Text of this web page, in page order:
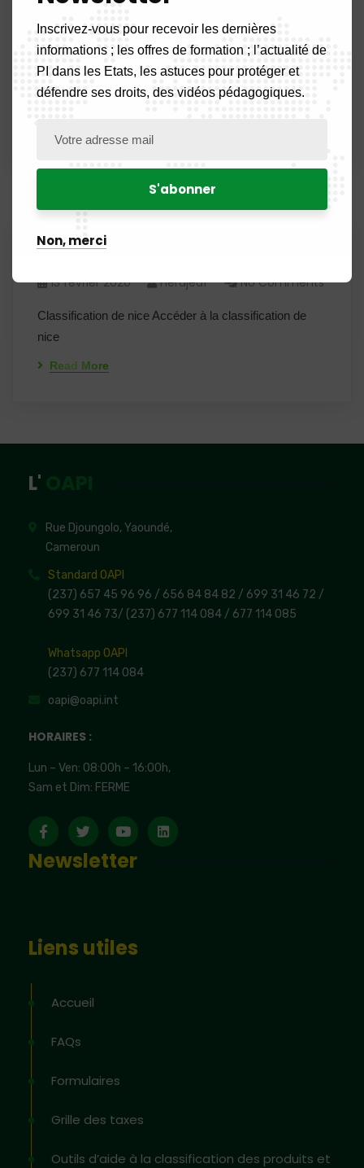
marques de produits et de services DESSINS ET
MODELES INDUSTRIELS Taxes relatives aux
dessins et modèles industriels NOMS
COMMERCIAUX Taxes relatives aux noms
Read More
Classification de Nice
13 février 2020 Herdjeaf No Comments
Classification de nice Accéder à la classification de
nice
Read More
L'
Rue Djoungolo, Yaoundé,
Cameroun
Standard OAPI
(237) 657 45 96 96 / 656 84 84 82 / 699 31 46 72 /
699 31 46 73/ (237) 677 114 084 / 677 114 085
Whatsapp OAPI
(237) 677 114 084
oapi@oapi.int
HORAIRES :
Lun – Ven: 08:00h – 16:00h,
Sam et Dim: FERME
Newsletter
Liens utiles
Accueil
FAQs
Formulaires
Grille des taxes
Outils d’aide à la classification des produits et
Inscrivez-vous pour recevoir les dernières
informations ; les offres de formation ; l’actualité de
PI dans les Etats, les astuces pour protéger et
défendre ses droits, des vidéos pédagogiques.
Non, merci